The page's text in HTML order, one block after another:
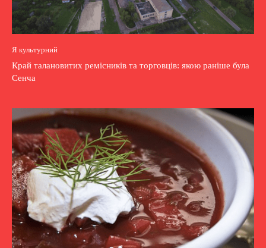
Я культурний
Край талановитих ремісників та торговців: якою раніше була
Сенча